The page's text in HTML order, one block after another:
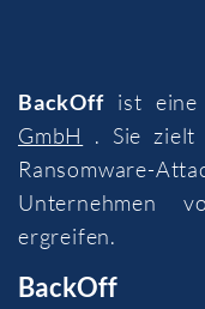
BackOffist eine
GmbH
. Sie zielt
Ransomware-
Unternehmen
ergreifen.
BackOff